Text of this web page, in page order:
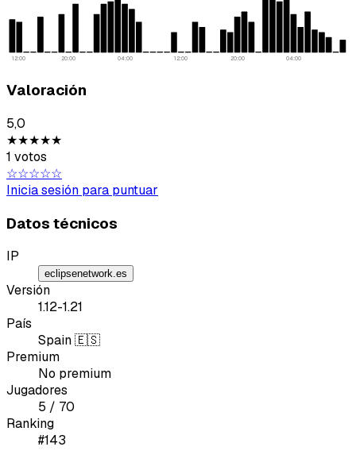
12:00 20:00 04:00 12:00 20:00 04:00
Valoración
5,0
★★★★★
1 votos
☆☆☆☆☆
Inicia sesión para puntuar
Datos técnicos
IP
eclipsenetwork.es
Versión
1.12-1.21
País
Spain 🇪🇸
Premium
No premium
Jugadores
5 / 70
Ranking
#143